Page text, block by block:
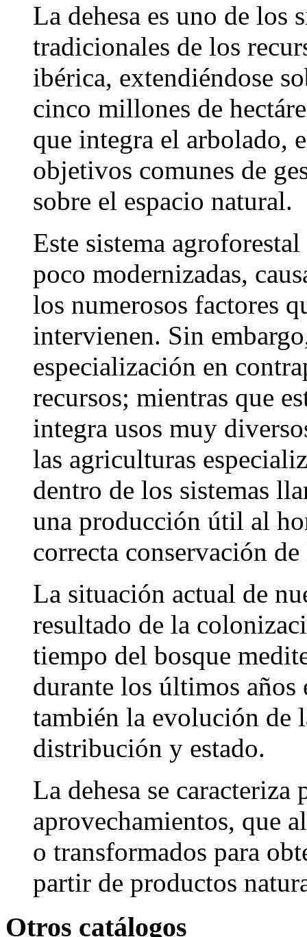
La dehesa es uno de los
tradicionales de los
ibérica, extendiéndose
cinco millones de
que integra el arbolado,
objetivos comunes de
sobre el espacio natural.
Este sistema
poco modernizadas,
los numerosos factores
intervienen. Sin
especialización en
recursos; mientras que
integra usos muy
las agriculturas
dentro de los sistemas
una producción útil al
correcta conservación
La situación actual de
resultado de la
tiempo del bosque
durante los últimos
también la evolución de
distribución y estado.
La dehesa se
aprovechamientos, que
o transformados para
partir de productos
Otros catálogos